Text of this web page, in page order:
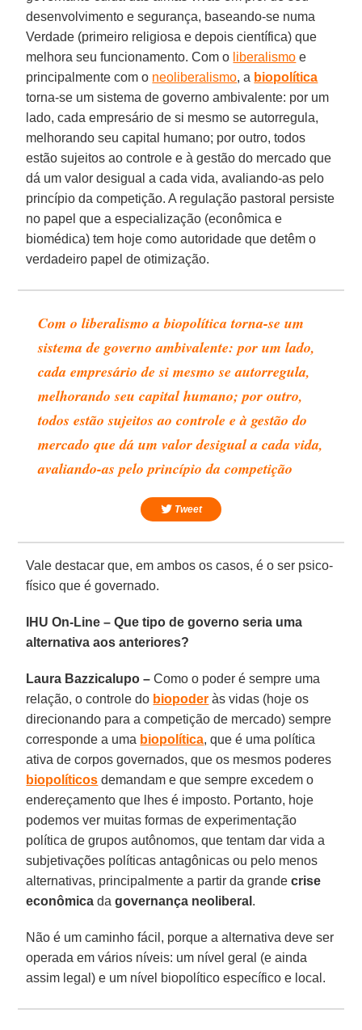
desenvolvimento e segurança, baseando-se numa
Verdade (primeiro religiosa e depois científica) que
melhora seu funcionamento. Com o liberalismo e
principalmente com o neoliberalismo, a biopolítica
torna-se um sistema de governo ambivalente: por um
lado, cada empresário de si mesmo se autorregula,
melhorando seu capital humano; por outro, todos
estão sujeitos ao controle e à gestão do mercado que
dá um valor desigual a cada vida, avaliando-as pelo
princípio da competição. A regulação pastoral persiste
no papel que a especialização (econômica e
biomédica) tem hoje como autoridade que detêm o
verdadeiro papel de otimização.
Com o liberalismo a biopolítica torna-se um
sistema de governo ambivalente: por um lado,
cada empresário de si mesmo se autorregula,
melhorando seu capital humano; por outro,
todos estão sujeitos ao controle e à gestão do
mercado que dá um valor desigual a cada vida,
avaliando-as pelo princípio da competição
Tweet
Vale destacar que, em ambos os casos, é o ser psico-
físico que é governado.
IHU On-Line – Que tipo de governo seria uma
alternativa aos anteriores?
Laura Bazzicalupo – Como o poder é sempre uma
relação, o controle do biopoder às vidas (hoje os
direcionando para a competição de mercado) sempre
corresponde a uma biopolítica, que é uma política
ativa de corpos governados, que os mesmos poderes
biopolíticos demandam e que sempre excedem o
endereçamento que lhes é imposto. Portanto, hoje
podemos ver muitas formas de experimentação
política de grupos autônomos, que tentam dar vida a
subjetivações políticas antagônicas ou pelo menos
alternativas, principalmente a partir da grandecrise
econômica dagovernança neoliberal .
Não é um caminho fácil, porque a alternativa deve ser
operada em vários níveis: um nível geral (e ainda
assim legal) e um nível biopolítico específico e local.